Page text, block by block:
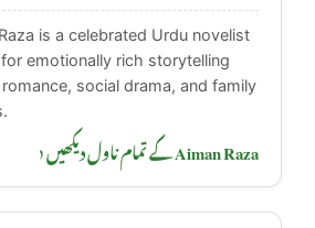
is a celebrated Urdu novelist
emotionally rich storytelling
social drama, and family
Aiman Raza کے تمام ناول دیکھیں ‹